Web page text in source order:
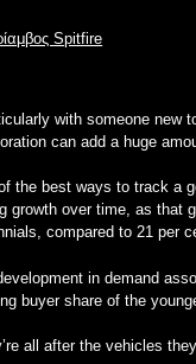
with someone new
can add a huge
the best ways to track a
growth over time, as that
compared to 21 per
in demand
buyer share of the
all after the vehicles